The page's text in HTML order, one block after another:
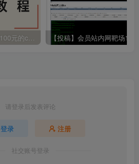
我的好兄弟urkc售价100元的cnvd刷证书方法
请登录后发表评论
登录 注册
社交账号登录